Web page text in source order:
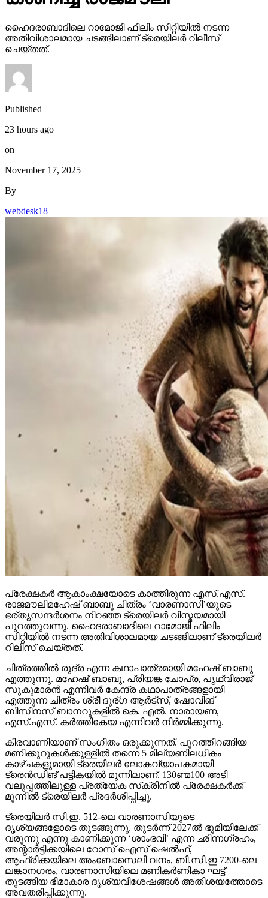
ഹൈദരാബാദിലെ റാമോജി ഫിലിം സിറ്റിയില്‍ നടന്ന
അതിവിശാലമായ ചടങ്ങിലാണ് ട്രെയിലര്‍ റിലീസ്
ചെയ്തത്.
Published
23 hours ago
on
November 17, 2025
By
webdesk18
പ്രേക്ഷകര്‍ ആകാംക്ഷയോടെ കാത്തിരുന്ന എസ്.എസ്.
രാജമൗലിമഹേഷ് ബാബു ചിത്രം ‘വാരണാസി’യുടെ
ഭര്തൃസന്ദര്‍ശനം നിറഞ്ഞ ട്രെയിലര്‍ വിസ്മയമായി
പുറത്തുവന്നു. ഹൈദരാബാദിലെ റാമോജി ഫിലിം
സിറ്റിയില്‍ നടന്ന അതിവിശാലമായ ചടങ്ങിലാണ് ട്രെയിലര്‍
റിലീസ് ചെയ്തത്.
ചിത്രത്തില്‍ രുദ്ര എന്ന കഥാപാത്രമായി മഹേഷ് ബാബു
എത്തുന്നു. മഹേഷ് ബാബു, പ്രിയങ്ക ചോപ്ര, പൃഥ്വിരാജ്
സുകുമാരന്‍ എന്നിവര്‍ കേന്ദ്ര കഥാപാത്രങ്ങളായി
എത്തുന്ന ചിത്രം ശ്രീ ദുര്ഗ ആര്‍ട്‌സ്, ഷോവിങ്
ബിസിനസ് ബാനറുകളില്‍ കെ. എല്‍. നാരായണ,
എസ്.എസ്. കര്‍ത്തികേയ എന്നിവര്‍ നിര്‍മ്മിക്കുന്നു.
കീരവാണിയാണ് സംഗീതം ഒരുക്കുന്നത്. പുറത്തിറങ്ങിയ
മണിക്കൂറുകള്‍ക്കുള്ളില്‍ തന്നെ 5 മില്യണിലധികം
കാഴ്ചകളുമായി ട്രെയിലര്‍ ലോകവ്യാപകമായി
ട്രെന്‍ഡിങ് പട്ടികയില്‍ മുന്നിലാണ്. 130ണ്മ100 അടി
വലുപ്പത്തിലുള്ള പ്രത്യേക സ്‌ക്രീനില്‍ പ്രേക്ഷകര്‍ക്ക്
മുന്നില്‍ ട്രെയിലര്‍ പ്രദര്‍ശിപ്പിച്ചു.
ട്രെയിലര്‍ സി.ഇ. 512-ലെ വാരണാസിയുടെ
ദൃശ്യങ്ങളോടെ തുടങ്ങുന്നു. തുടര്‍ന്ന് 2027ല്‍ ഭൂമിയിലേക്ക്
വരുന്നു എന്നു കാണിക്കുന്ന ‘ശാംഭവി’ എന്ന ഛിന്നഗ്രഹം,
അന്റാര്‍ട്ടിക്കയിലെ റോസ് ഐസ് ഷെല്‍ഫ്,
ആഫ്രിക്കയിലെ അംബോസെലി വനം, ബി.സി.ഇ 7200-ലെ
ലങ്കാനഗരം, വാരണാസിയിലെ മണികര്‍ണികാ ഘട്ട്
തുടങ്ങിയ ഭീമാകാര ദൃശ്യവിശേഷങ്ങള്‍ അതിശയത്തോടെ
അവതരിപ്പിക്കുന്നു.